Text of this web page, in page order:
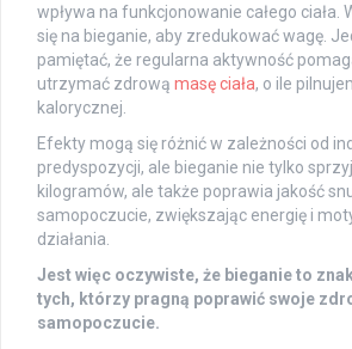
wpływa na funkcjonowanie całego ciała.
się na bieganie, aby zredukować wagę.
pamiętać, że regularna aktywność
utrzymać zdrową masę ciała, o ile
kalorycznej.
Efekty mogą się różnić w zależności od
predyspozycji, ale bieganie nie tylko
kilogramów, ale także poprawia jakość
samopoczucie, zwiększając energię i
działania.
Jest więc oczywiste, że bieganie to
tych, którzy pragną poprawić swoje
samopoczucie.